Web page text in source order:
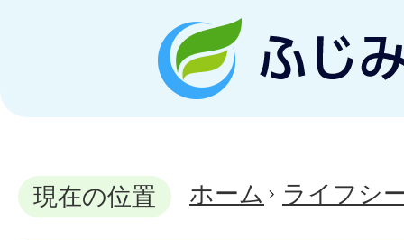
現在の位置 ホーム ライフシ